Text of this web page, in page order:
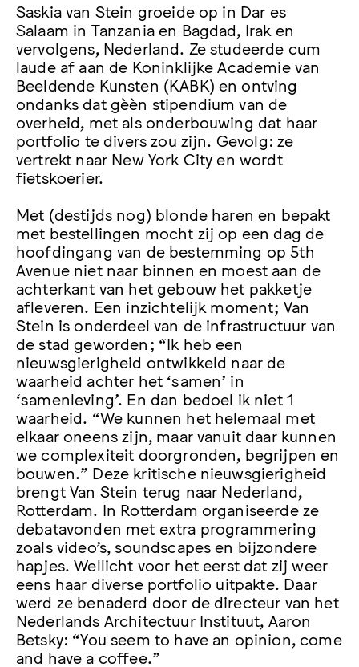
Saskia van Stein groeide op in Dar es
Salaam in Tanzania en Bagdad, Irak en
vervolgens, Nederland. Ze studeerde cum
laude af aan de Koninklijke Academie van
Beeldende Kunsten (KABK) en ontving
ondanks dat gèèn stipendium van de
overheid, met als onderbouwing dat haar
portfolio te divers zou zijn. Gevolg: ze
vertrekt naar New York City en wordt
fietskoerier.
Met (destijds nog) blonde haren en bepakt
met bestellingen mocht zij op een dag de
hoofdingang van de bestemming op 5th
Avenue niet naar binnen en moest aan de
achterkant van het gebouw het pakketje
afleveren. Een inzichtelijk moment; Van
Stein is onderdeel van de infrastructuur van
de stad geworden; “Ik heb een
nieuwsgierigheid ontwikkeld naar de
waarheid achter het ‘samen’ in
‘samenleving’. En dan bedoel ik niet 1
waarheid. “We kunnen het helemaal met
elkaar oneens zijn, maar vanuit daar kunnen
we complexiteit doorgronden, begrijpen en
bouwen.” Deze kritische nieuwsgierigheid
brengt Van Stein terug naar Nederland,
Rotterdam. In Rotterdam organiseerde ze
debatavonden met extra programmering
zoals video’s, soundscapes en bijzondere
hapjes. Wellicht voor het eerst dat zij weer
eens haar diverse portfolio uitpakte. Daar
werd ze benaderd door de directeur van het
Nederlands Architectuur Instituut, Aaron
Betsky: “You seem to have an opinion, come
and have a coffee.”